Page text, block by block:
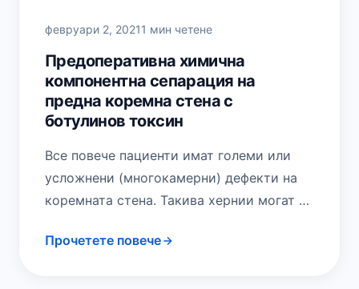
февруари 2, 20211 мин четене
Предоперативна химична
компонентна сепарация на
предна коремна стена с
ботулинов токсин
Все повече пациенти имат големи или
усложнени (многокамерни) дефекти на
коремната стена. Такива хернии могат да
наднормено тегло, при…
Прочетете повече